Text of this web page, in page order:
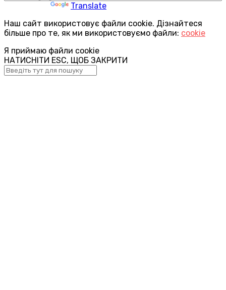
Translate
Наш сайт використовує файли cookie. Дізнайтеся
більше про те, як ми використовуємо файли: cookie
Я приймаю файли cookie
НАТИСНІТИ ESC, ЩОБ ЗАКРИТИ